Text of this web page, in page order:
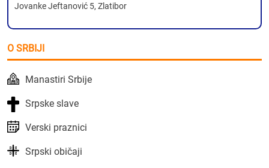
Jovanke Jeftanović 5, Zlatibor
O SRBIJI
Manastiri Srbije
Srpske slave
Verski praznici
Srpski običaji